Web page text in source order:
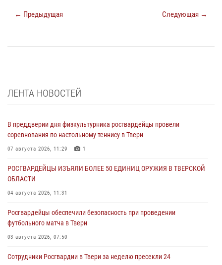
← Предыдущая Следующая →
ЛЕНТА НОВОСТЕЙ
В преддверии дня физкультурника росгвардейцы провели
соревнования по настольному теннису в Твери
07 августа 2026, 11:29 1
РОСГВАРДЕЙЦЫ ИЗЪЯЛИ БОЛЕЕ 50 ЕДИНИЦ ОРУЖИЯ В ТВЕРСКОЙ
ОБЛАСТИ
04 августа 2026, 11:31
Росгвардейцы обеспечили безопасность при проведении
футбольного матча в Твери
03 августа 2026, 07:50
Сотрудники Росгвардии в Твери за неделю пресекли 24